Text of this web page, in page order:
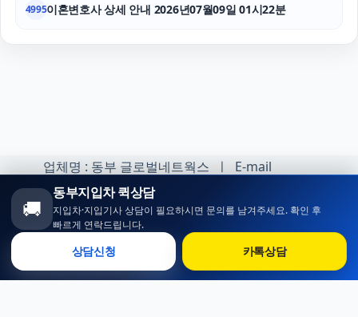
4995이혼변호사 상세 안내 2026년07월09일 01시22분
업체명 : 동부 글로벌네트웍스 ㅣ E-mail
:minhoh1@naver.com
카카오톡 오픈채팅 :
https://open.kakao.com/o/sqlsXOji
Copyright ⓒ 동부 지입차 All rights reserved.
🚚
동부지입차 퀵상담
지입차·지입기사 상담이 필요하시면 문의를 남겨주세요. 확인 후
빠르게 연락드립니다.
상담신청 카톡상담